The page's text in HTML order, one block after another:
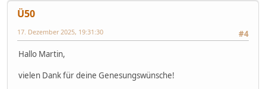
Ü50
#4
17. Dezember 2025, 19:31:30
Hallo Martin,
vielen Dank für deine Genesungswünsche!